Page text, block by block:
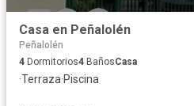
Casa en Peñalolén
Peñalolén
4 Dormitorios4 BañosCasa
·Terraza·Piscina